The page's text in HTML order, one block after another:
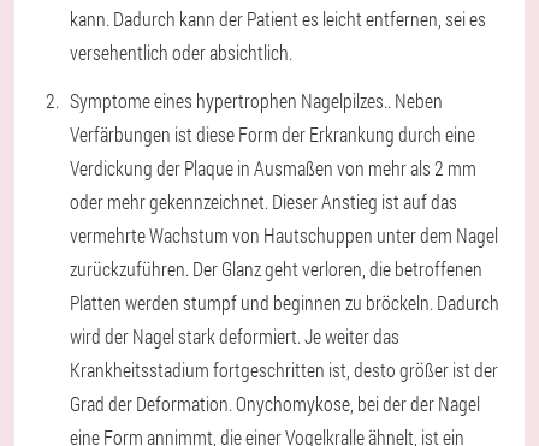
kann. Dadurch kann der Patient es leicht entfernen, sei es
versehentlich oder absichtlich.
Symptome eines hypertrophen Nagelpilzes.. Neben
Verfärbungen ist diese Form der Erkrankung durch eine
Verdickung der Plaque in Ausmaßen von mehr als 2 mm
oder mehr gekennzeichnet. Dieser Anstieg ist auf das
vermehrte Wachstum von Hautschuppen unter dem Nagel
zurückzuführen. Der Glanz geht verloren, die betroffenen
Platten werden stumpf und beginnen zu bröckeln. Dadurch
wird der Nagel stark deformiert. Je weiter das
Krankheitsstadium fortgeschritten ist, desto größer ist der
Grad der Deformation. Onychomykose, bei der der Nagel
eine Form annimmt, die einer Vogelkralle ähnelt, ist ein